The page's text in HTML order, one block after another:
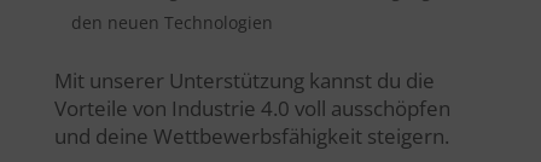
den neuen Technologien
Mit unserer Unterstützung kannst du die
Vorteile von Industrie 4.0 voll ausschöpfen
und deine Wettbewerbsfähigkeit steigern.